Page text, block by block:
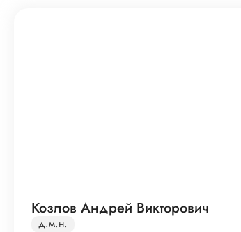
Козлов Андрей Викторович
д.м.н.